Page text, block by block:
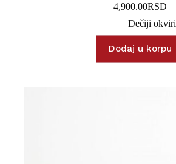
4,900.00RSD
Dečiji okviri
Dodaj u korpu